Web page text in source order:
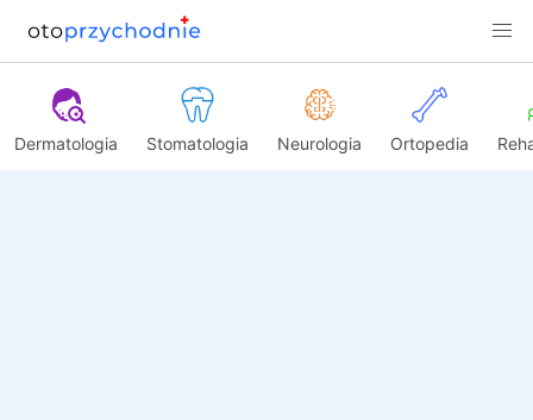
Dermatologia Stomatologia Neurologia Ortopedia